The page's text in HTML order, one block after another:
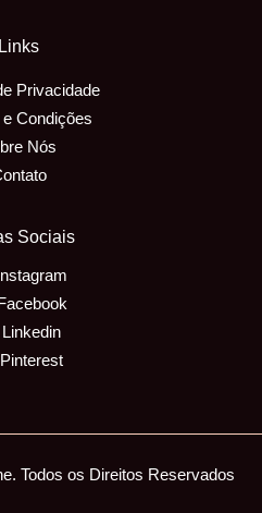
Links
Privacidade
Condições
Nós
Sociais
Instagram
Facebook
Linkedin
Pinterest
Todos os Direitos Reservados